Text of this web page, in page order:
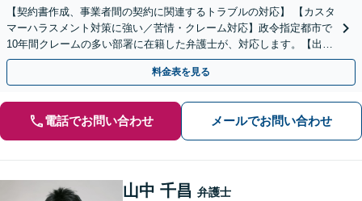
【契約書作成、事業者間の契約に関連するトラブルの対応】 【カスタ
マーハラスメント対策に強い／苦情・クレーム対応】政令指定都市で
10年間クレームの多い部署に在籍した弁護士が、対応します。【出張
相談・WEB面談対応】【休日・夜間相談可】
料金表を見る
電話でお問い合わせ メールでお問い合わせ
山中 千昌 弁護士